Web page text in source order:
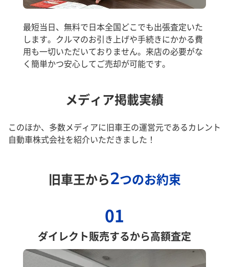
最短当日、無料で日本全国どこでも出張査定いた
します。クルマのお引き上げや手続きにかかる費
用も一切いただいておりません。来店の必要がな
く簡単かつ安心してご売却が可能です。
メディア掲載実績
このほか、多数メディアに旧車王の運営元であるカレント
自動車株式会社を紹介いただきました！
旧車王から2つのお約束
01
ダイレクト販売するから高額査定